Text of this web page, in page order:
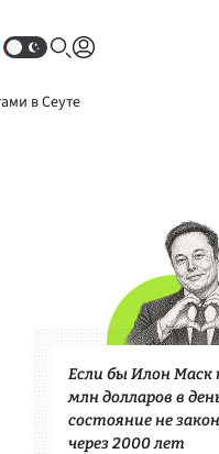
в Сеуте
Если бы Илон Маск
млн долларов в
состояние не
через 2000 лет